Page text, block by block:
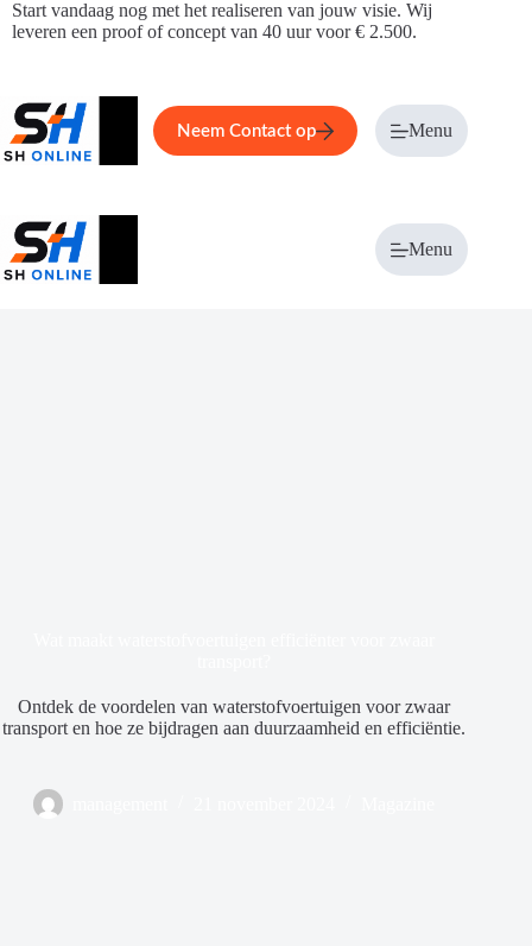
Ga
naar
Start vandaag nog met het realiseren van jouw visie. Wij
leveren een proof of concept van 40 uur voor € 2.500.
Home Service Over ons
Neem Contact op Menu
Menu
Ontdek de voordelen van waterstofvoertuigen voor zwaar
transport en hoe ze bijdragen aan duurzaamheid en efficiëntie.